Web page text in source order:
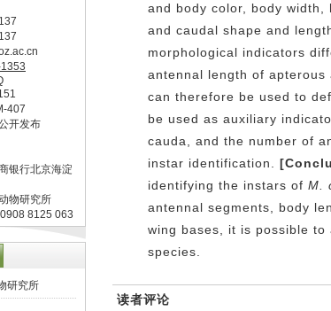
407
开发布
银行北京海淀
物研究所
8125 063
研究所
and body color, body
and caudal shape and
morphological indicators
antennal length of
can therefore be used to
be used as auxiliary
cauda, and the number of
instar identification.
identifying the instars ofM.
antennal segments, body
wing bases, it is possible
species.
读者评论